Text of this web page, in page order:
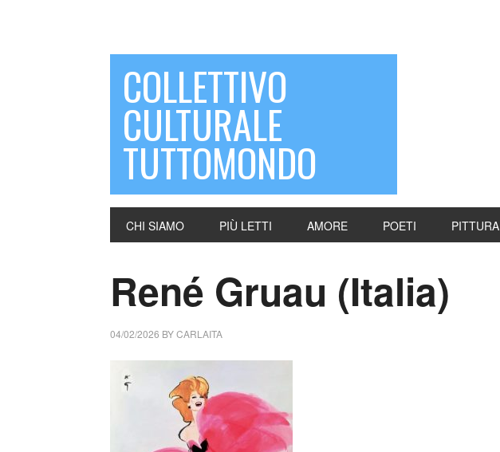
COLLETTIVO
CULTURALE
TUTTOMONDO
CHI SIAMO PIÙ LETTI AMORE POETI PITTURA
René Gruau (Italia)
04/02/2026 BYCARLAITA